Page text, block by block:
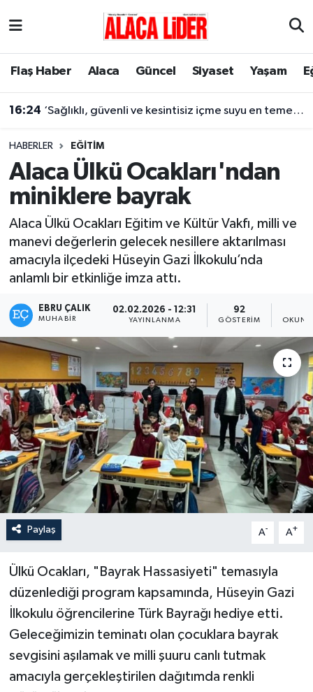
Flaş Haber Alaca Güncel Siyaset Yaşam
16:24 ‘Sağlıklı, güvenli ve kesintisiz içme suyu en temel önceliğimiz’
HABERLER EĞITIM
Alaca Ülkü Ocakları'ndan
miniklere bayrak
Alaca Ülkü Ocakları Eğitim ve Kültür Vakfı, milli ve
manevi değerlerin gelecek nesillere aktarılması
amacıyla ilçedeki Hüseyin Gazi İlkokulu’nda
anlamlı bir etkinliğe imza attı.
EBRU ÇALIK
MUHABIR
02.02.2026 - 12:31
YAYINLANMA
92
GÖSTERIM
Paylaş A- A+
Ülkü Ocakları, "Bayrak Hassasiyeti" temasıyla
düzenlediği program kapsamında, Hüseyin Gazi
İlkokulu öğrencilerine Türk Bayrağı hediye etti.
Geleceğimizin teminatı olan çocuklara bayrak
sevgisini aşılamak ve milli şuuru canlı tutmak
amacıyla gerçekleştirilen dağıtımda renkli
Çorum Nöbetçi Eczaneler
Çorum Trafik Yoğunluk Haritası
Süper Lig Puan Durumu ve Fikstür
Tüm Manşetler
Son Dakika Haberleri
Haber Arşivi